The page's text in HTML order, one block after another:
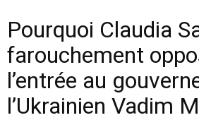
Pourquoi Claudia
farouchement
l’entrée au
l’Ukrainien Vadim